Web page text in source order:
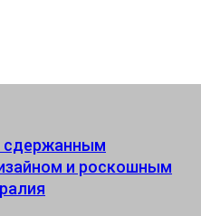
сдержанным
и роскошным